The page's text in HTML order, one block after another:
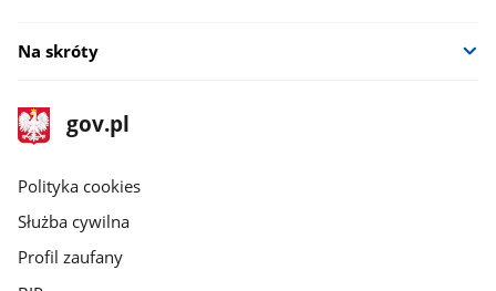
Na skróty
stopka
gov.pl
Strona
gov.pl
gov.pl
Polityka cookies
Służba cywilna
Profil zaufany